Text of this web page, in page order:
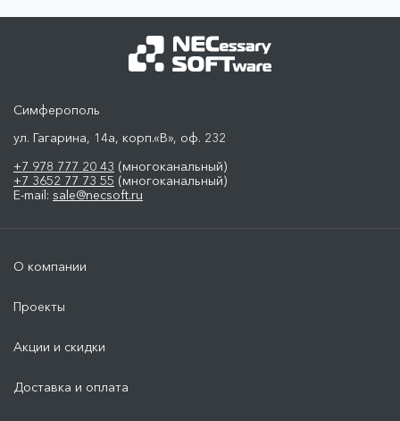
Симферополь
ул. Гагарина, 14а, корп.«В», оф. 232
+7 978 777 20 43 (многоканальный)
+7 3652 77 73 55 (многоканальный)
E-mail: sale@necsoft.ru
О компании
Проекты
Акции и скидки
Доставка и оплата